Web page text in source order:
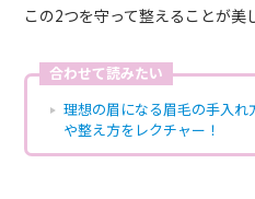
この2つを守って整えることが美
合わせて読みたい
理想の眉になる眉毛の手入
や整え方をレクチャー！